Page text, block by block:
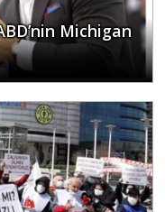
Michigan